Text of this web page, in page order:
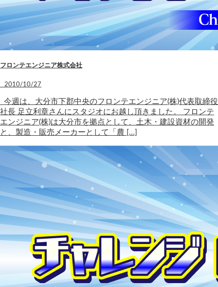
フロンテエンジニア株式会社
2010/10/27
今週は、大分市下郡中央のフロンテエンジニア(株)代表取締役
社長 足立利章さんにスタジオにお越し頂きました。 フロンテ
エンジニア(株)は大分市を拠点として、土木・建設資材の開発
と、製造・販売メーカーとして「農 […]